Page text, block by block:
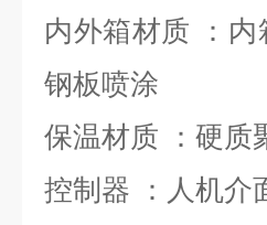
内外箱材质 ：
钢板喷涂
保温材质 ：硬质
控制器 ：人机介